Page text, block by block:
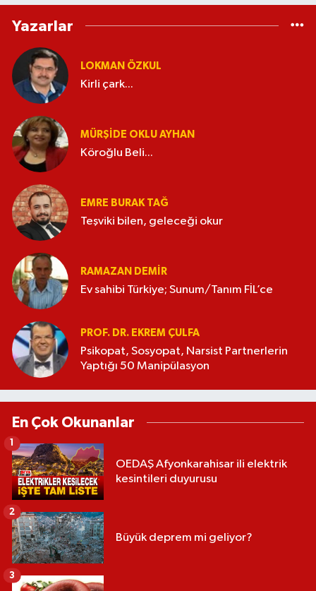
Yazarlar
LOKMAN ÖZKUL
Kirli çark...
MÜRŞIDE OKLU AYHAN
Köroğlu Beli...
EMRE BURAK TAĞ
Teşviki bilen, geleceği okur
RAMAZAN DEMİR
Ev sahibi Türkiye; Sunum/Tanım FİL’ce
PROF. DR. EKREM ÇULFA
Psikopat, Sosyopat, Narsist Partnerlerin
Yaptığı 50 Manipülasyon
En Çok Okunanlar
OEDAŞ Afyonkarahisar ili elektrik
kesintileri duyurusu
1
Büyük deprem mi geliyor?
2
3